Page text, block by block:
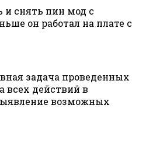
и снять пин мод с
он работал на плате с
задача проведенных
всех действий в
возможных